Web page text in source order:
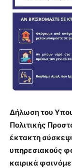
Δήλωση του
Πολιτικής
έκτακτη
υπηρεσιακούς
καιρικά